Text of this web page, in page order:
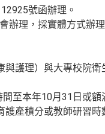
號函辦理。
辦理，採實體方式辦
護理）與大專校院
至本年10月31日或額
產積分或教師研習時